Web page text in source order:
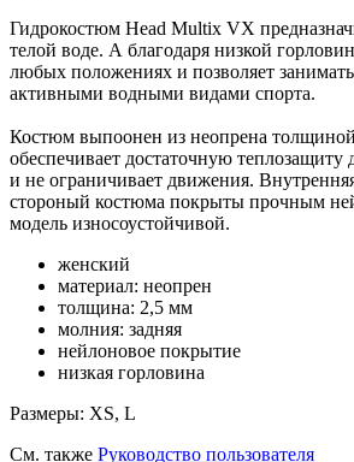
Гидрокостюм Head Multix VX
телой воде. А благодаря низкой
любых положениях и позволяет
активными водными видами спорта.
Костюм выпоонен из неопрена
обеспечивает достаточную теплозащиту
и не ограничивает движения.
стороный костюма покрыты прочным
модель износоустойчивой.
женский
материал: неопрен
толщина: 2,5 мм
молния: задняя
нейлоновое покрытие
низкая горловина
Размеры: XS, L
См. также Руководство пользователя